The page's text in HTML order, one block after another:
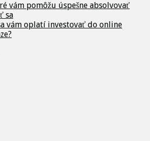
vám pomôžu úspešne absolvovať
sa
vám oplatí investovať do online